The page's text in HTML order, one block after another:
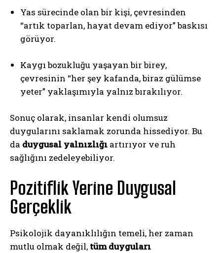
Yas sürecinde olan bir kişi, çevresinden
“artık toparlan, hayat devam ediyor” baskısı
görüyor.
Kaygı bozukluğu yaşayan bir birey,
çevresinin “her şey kafanda, biraz gülümse
yeter” yaklaşımıyla yalnız bırakılıyor.
Sonuç olarak, insanlar kendi olumsuz
duygularını saklamak zorunda hissediyor. Bu
da duygusal yalnızlığı artırıyor ve ruh
sağlığını zedeleyebiliyor.
Pozitiflik Yerine Duygusal
Gerçeklik
Psikolojik dayanıklılığın temeli, her zaman
mutlu olmak değil, tüm duyguları